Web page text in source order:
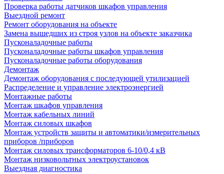
Проверка работы датчиков шкафов управления
Выездной ремонт
Ремонт оборудования на объекте
Замена вышедших из строя узлов на объекте заказчика
Пусконаладочные работы
Пусконаладочные работы шкафов управления
Пусконаладочные работы оборудования
Демонтаж
Демонтаж оборудования с последующей утилизацией
Распределение и управление электроэнергией
Монтажные работы
Монтаж шкафов управления
Монтаж кабельных линий
Монтаж силовых шкафов
Монтаж устройств защиты и автоматики/измерительных
приборов /приборов
Монтаж силовых трансформаторов 6-10/0,4 кВ
Монтаж низковольтных электроустановок
Выездная диагностика